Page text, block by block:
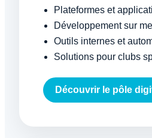
Plateformes et
Développement sur
Outils internes et
Solutions pour clubs
Découvrir le pôle